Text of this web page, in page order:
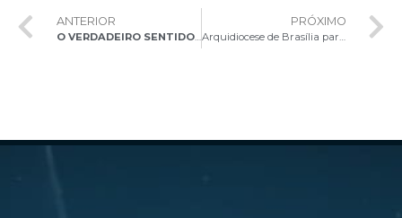
ANTERIOR
O VERDADEIRO SENTIDO DO SÁBADO
PRÓXIMO
Arquidiocese de Brasília participa do Encontro Regional de Assessores Eclesiásticos do Setor Juventude